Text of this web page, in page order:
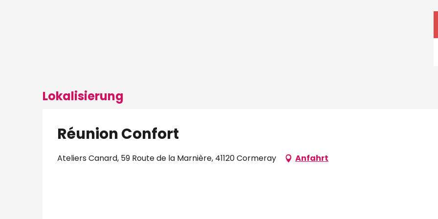
Lokalisierung
Réunion Confort
Ateliers Canard, 59 Route de la Marnière, 41120 Cormeray Anfahrt